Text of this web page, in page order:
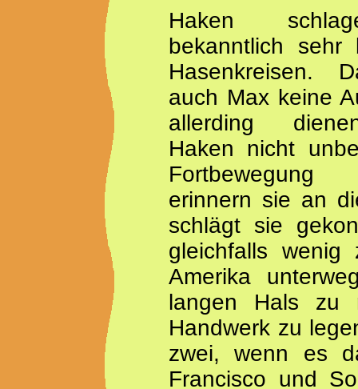
Haken
bekanntlich sehr
Hasenkreisen.
auch Max keine
allerding
Haken nicht
erinnern sie an
schlägt sie
gleichfalls wenig
Amerika
langen Hals zu
Handwerk zu
zwei, wenn es
Francisco und